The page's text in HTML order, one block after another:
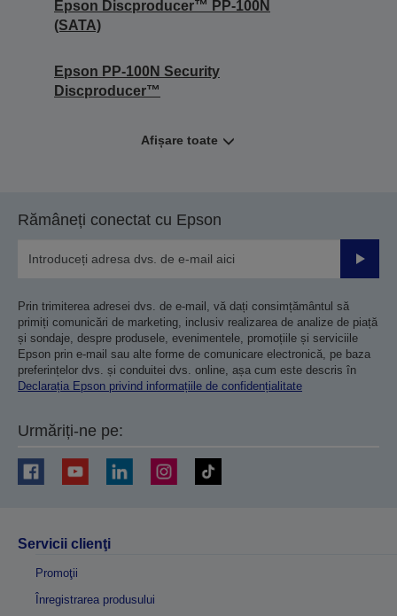
Epson Discproducer™ PP-100N
(SATA)
Epson PP-100N Security
Discproducer™
Afișare toate
Rămâneți conectat cu Epson
Prin trimiterea adresei dvs. de e-mail, vă dați consimțământul să
primiți comunicări de marketing, inclusiv realizarea de analize de piață
și sondaje, despre produsele, evenimentele, promoțiile și serviciile
Epson prin e-mail sau alte forme de comunicare electronică, pe baza
preferințelor dvs. și conduitei dvs. online, așa cum este descris în
Declarația Epson privind informațiile de confidențialitate
Urmăriți-ne pe:
Servicii clienţi
Promoţii
Înregistrarea produsului